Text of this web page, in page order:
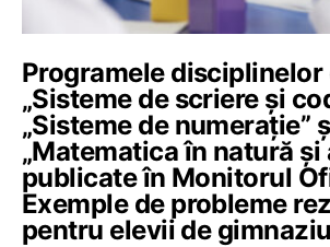
Programele
„Sisteme de scriere și
„Sisteme de numerație”
„Matematica în natură și
publicate în Monitorul
Exemple de probleme
pentru elevii de gimnaziu